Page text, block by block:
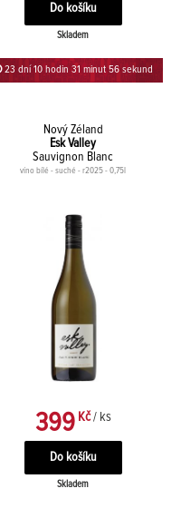
Skladem
23 dní 10 hodin 31 minut 56 sekund
Nový Zéland
Esk Valley
Sauvignon Blanc
víno bílé - suché - r2025 - 0,75l
399Kč / ks
Skladem